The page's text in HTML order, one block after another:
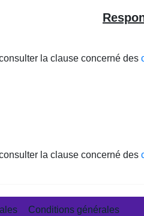
la clause concerné des
la clause concerné des
Conditions générales